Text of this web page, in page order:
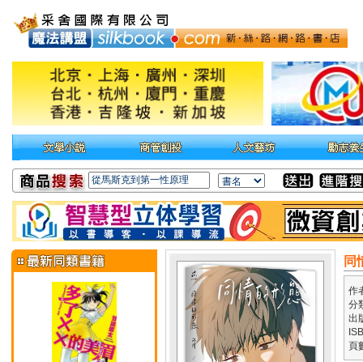
同
作
分
出
頁